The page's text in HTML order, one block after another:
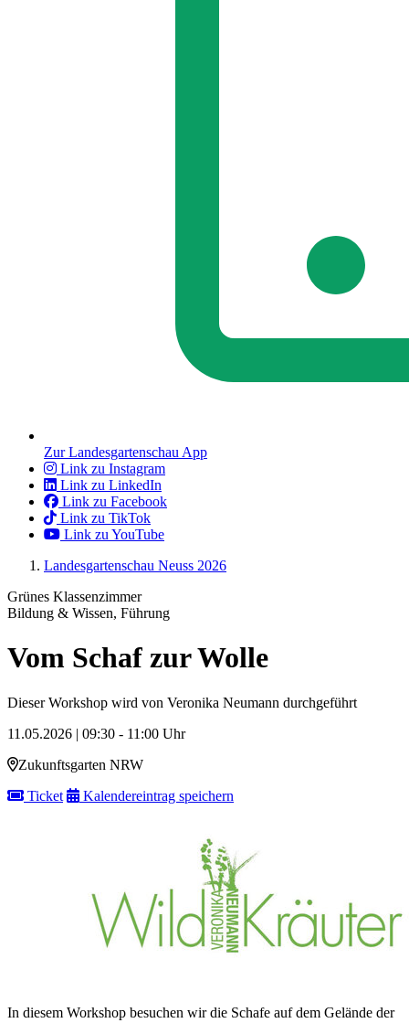
Zur Landesgartenschau App
Link zu Instagram
Link zu LinkedIn
Link zu Facebook
Link zu TikTok
Link zu YouTube
Landesgartenschau Neuss 2026
Grünes Klassenzimmer
Bildung & Wissen, Führung
Vom Schaf zur Wolle
Dieser Workshop wird von Veronika Neumann durchgeführt
11.05.2026 | 09:30 - 11:00 Uhr
Zukunftsgarten NRW
Ticket
Kalendereintrag speichern
In diesem Workshop besuchen wir die Schafe auf dem Gelände der